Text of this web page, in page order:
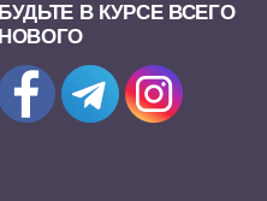
БУДЬТЕ В КУРСЕ ВСЕГО
НОВОГО